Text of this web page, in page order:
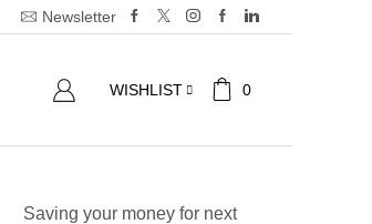
Newsletter
WISHLIST 0
Saving your money for next